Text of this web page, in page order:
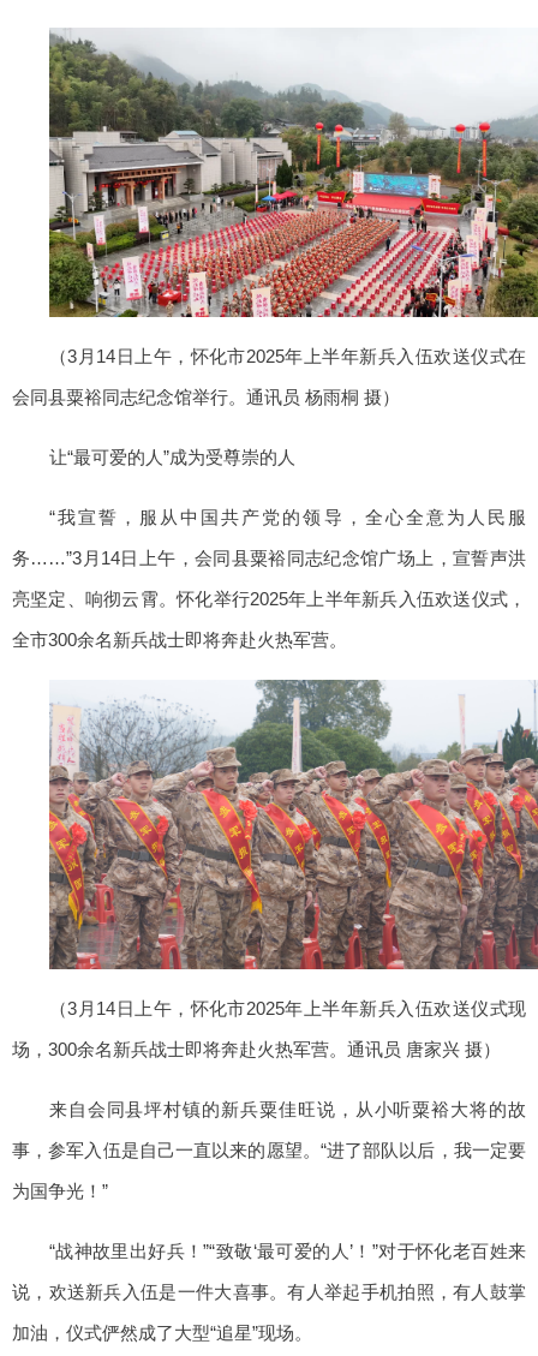
（3月14日上午，怀化市2025年上半年新兵入伍欢送仪式在
会同县粟裕同志纪念馆举行。通讯员 杨雨桐 摄）
让“最可爱的人”成为受尊崇的人
“我宣誓，服从中国共产党的领导，全心全意为人民服
务……”3月14日上午，会同县粟裕同志纪念馆广场上，宣誓声洪
亮坚定、响彻云霄。怀化举行2025年上半年新兵入伍欢送仪式，
全市300余名新兵战士即将奔赴火热军营。
（3月14日上午，怀化市2025年上半年新兵入伍欢送仪式现
场，300余名新兵战士即将奔赴火热军营。通讯员 唐家兴 摄）
来自会同县坪村镇的新兵粟佳旺说，从小听粟裕大将的故
事，参军入伍是自己一直以来的愿望。“进了部队以后，我一定要
为国争光！”
“战神故里出好兵！”“致敬‘最可爱的人’！”对于怀化老百姓来
说，欢送新兵入伍是一件大喜事。有人举起手机拍照，有人鼓掌
加油，仪式俨然成了大型“追星”现场。